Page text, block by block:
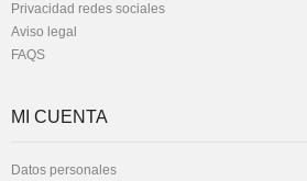
Privacidad redes sociales
Aviso legal
FAQS
MI CUENTA
Datos personales